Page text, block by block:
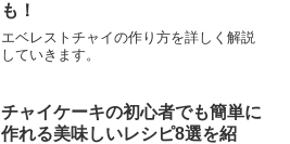
も！
エベレストチャイの作り方を詳しく解説
していきます。
チャイケーキの初心者でも簡単に
作れる美味しいレシピ8選を紹